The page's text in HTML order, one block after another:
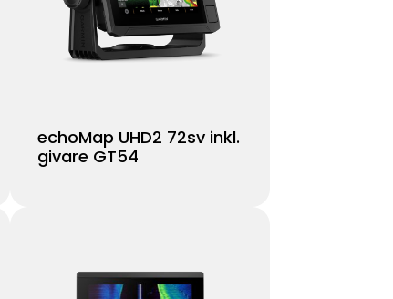
echoMap UHD2 72sv inkl.
givare GT54